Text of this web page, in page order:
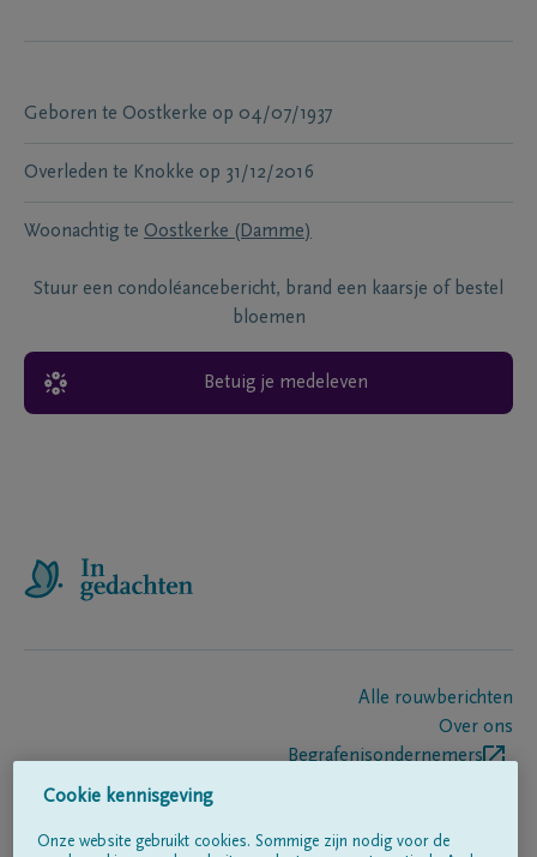
Geboren te Oostkerke op 04/07/1937
Overleden te Knokke op 31/12/2016
Woonachtig te Oostkerke (Damme)
Stuur een condoléancebericht, brand een kaarsje of bestel
bloemen
Betuig je medeleven
Alle rouwberichten
Over ons
Begrafenisondernemers
Cookie kennisgeving
Onze website gebruikt cookies. Sommige zijn nodig voor de